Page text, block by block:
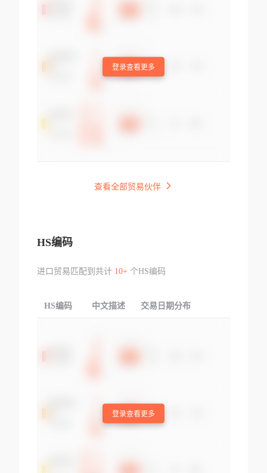
登录查看更多
查看全部贸易伙伴
HS编码
进口贸易匹配到共计 10+个HS编码
HS编码 中文描述 交易日期分布
登录查看更多